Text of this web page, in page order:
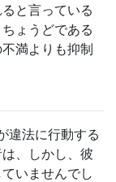
と言っている
ょうどである
満よりも抑制
違法に行動する
、しかし、彼
いませんでし